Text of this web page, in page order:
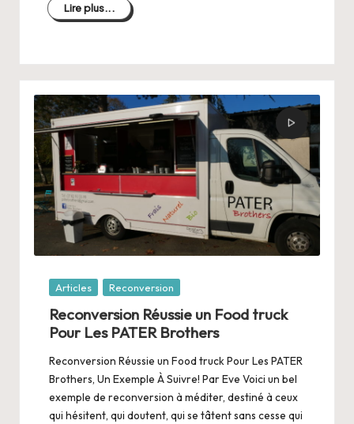
Lire plus...
Posté
Articles Reconversion
Reconversion Réussie un Food truck
Pour Les PATER Brothers
Reconversion Réussie un Food truck Pour Les PATER
Brothers, Un Exemple À Suivre! Par Eve Voici un bel
exemple de reconversion à méditer, destiné à ceux
qui hésitent, qui doutent, qui se tâtent sans cesse qui